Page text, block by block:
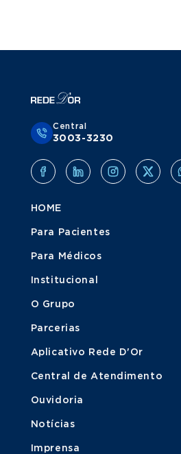
Central
3003-3230
HOME
Para Pacientes
Para Médicos
Institucional
O Grupo
Parcerias
Aplicativo Rede D'Or
Central de Atendimento
Ouvidoria
Notícias
Imprensa